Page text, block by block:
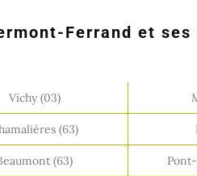
Ferrand et ses
Vichy (03)
(63)
(63)